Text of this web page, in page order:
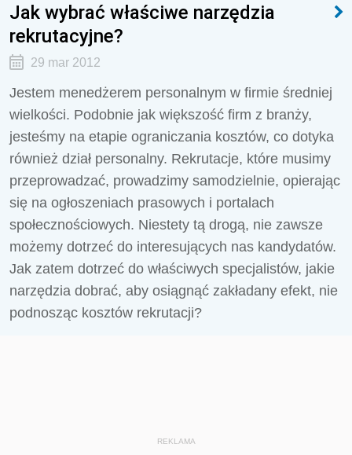
Jak wybrać właściwe narzędzia
rekrutacyjne?
29 mar 2012
Jestem menedżerem personalnym w firmie średniej
wielkości. Podobnie jak większość firm z branży,
jesteśmy na etapie ograniczania kosztów, co dotyka
również dział personalny. Rekrutacje, które musimy
przeprowadzać, prowadzimy samodzielnie, opierając
się na ogłoszeniach prasowych i portalach
społecznościowych. Niestety tą drogą, nie zawsze
możemy dotrzeć do interesujących nas kandydatów.
Jak zatem dotrzeć do właściwych specjalistów, jakie
narzędzia dobrać, aby osiągnąć zakładany efekt, nie
podnosząc kosztów rekrutacji?
REKLAMA